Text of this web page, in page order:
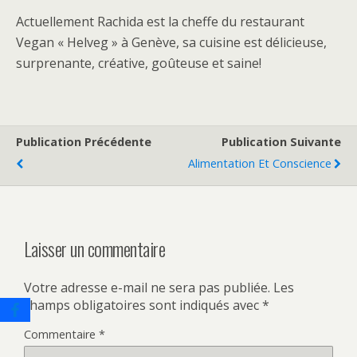
Actuellement Rachida est la cheffe du restaurant
Vegan « Helveg » à Genève, sa cuisine est délicieuse,
surprenante, créative, goûteuse et saine!
Publication Précédente
Publication Suivante
Alimentation Et Conscience
Laisser un commentaire
Votre adresse e-mail ne sera pas publiée. Les
champs obligatoires sont indiqués avec*
Commentaire *